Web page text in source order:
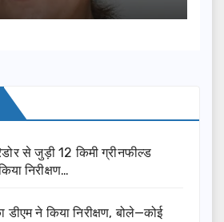
से जुड़ी 12 किमी ग्रीनफील्ड
निरीक्षण…
ने किया निरीक्षण, बोले—कोई